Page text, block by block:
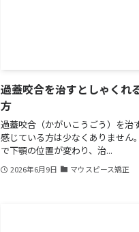
過蓋咬合を治すとしゃくれ
方
過蓋咬合（かがいこうごう）を治
感じている方は少なくありません
で下顎の位置が変わり、治...
2026年6月9日 マウスピース矯正